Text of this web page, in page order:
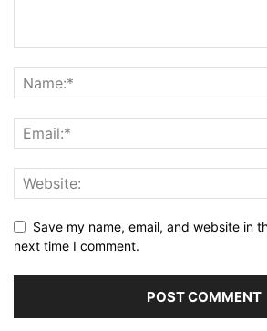
Save my name, email, and website in
next time I comment.